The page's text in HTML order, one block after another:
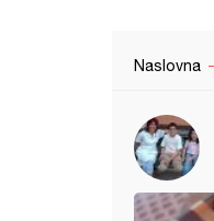
Naslovna